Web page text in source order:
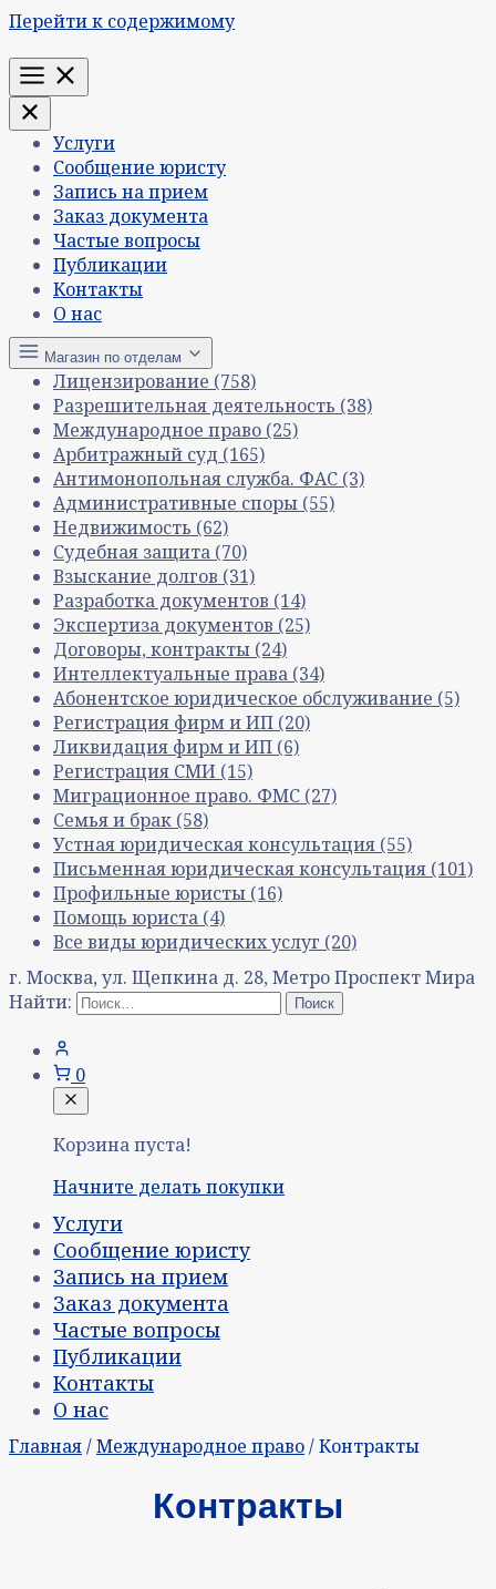
Перейти к содержимому
Меню
Услуги
Сообщение юристу
Запись на прием
Заказ документа
Частые вопросы
Публикации
Контакты
О нас
Магазин по отделам
Лицензирование (758)
Разрешительная деятельность (38)
Международное право (25)
Арбитражный суд (165)
Антимонопольная служба. ФАС (3)
Административные споры (55)
Недвижимость (62)
Судебная защита (70)
Взыскание долгов (31)
Разработка документов (14)
Экспертиза документов (25)
Договоры, контракты (24)
Интеллектуальные права (34)
Абонентское юридическое обслуживание (5)
Регистрация фирм и ИП (20)
Ликвидация фирм и ИП (6)
Регистрация СМИ (15)
Миграционное право. ФМС (27)
Семья и брак (58)
Устная юридическая консультация (55)
Письменная юридическая консультация (101)
Профильные юристы (16)
Помощь юриста (4)
Все виды юридических услуг (20)
г. Москва, ул. Щепкина д. 28, Метро Проспект Мира
Найти:
0
Корзина пуста!
Начните делать покупки
Услуги
Сообщение юристу
Запись на прием
Заказ документа
Частые вопросы
Публикации
Контакты
О нас
Главная/Международное право/ Контракты
Контракты